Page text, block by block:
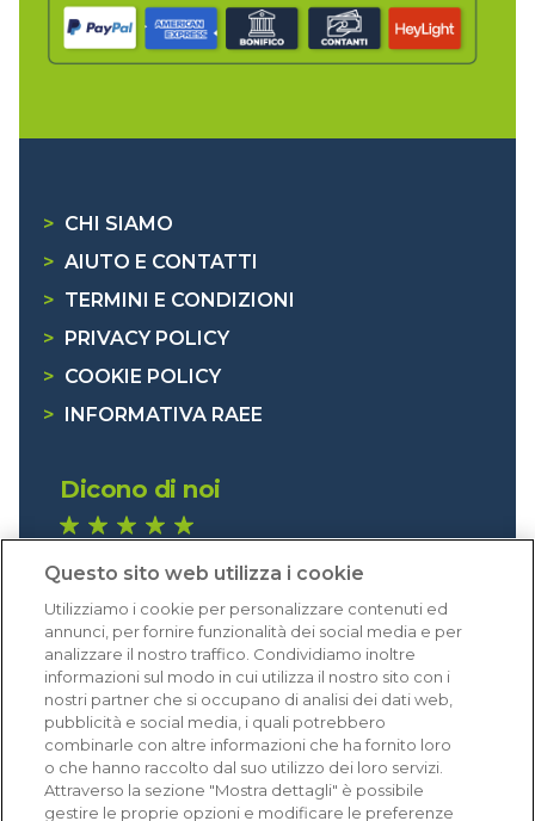
> CHI SIAMO
> AIUTO E CONTATTI
> TERMINI E CONDIZIONI
>
PRIVACY POLICY
> COOKIE POLICY
>
INFORMATIVA RAEE
Dicono di noi
Eccellente (4,8)
Acquisti verificati
Questo sito web utilizza i cookie
Utilizziamo i cookie per personalizzare contenuti ed
annunci, per fornire funzionalità dei social media e per
analizzare il nostro traffico. Condividiamo inoltre
informazioni sul modo in cui utilizza il nostro sito con i
nostri partner che si occupano di analisi dei dati web,
pubblicità e social media, i quali potrebbero
combinarle con altre informazioni che ha fornito loro
o che hanno raccolto dal suo utilizzo dei loro servizi.
Attraverso la sezione "Mostra dettagli" è possibile
gestire le proprie opzioni e modificare le preferenze